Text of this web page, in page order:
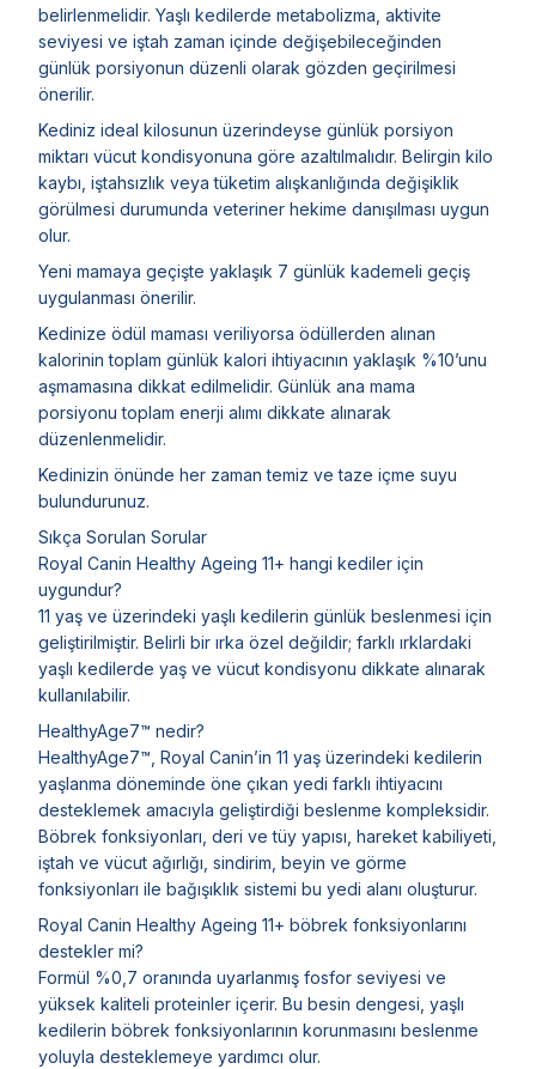
belirlenmelidir. Yaşlı kedilerde metabolizma, aktivite
seviyesi ve iştah zaman içinde değişebileceğinden
günlük porsiyonun düzenli olarak gözden geçirilmesi
önerilir.
Kediniz ideal kilosunun üzerindeyse günlük porsiyon
miktarı vücut kondisyonuna göre azaltılmalıdır. Belirgin kilo
kaybı, iştahsızlık veya tüketim alışkanlığında değişiklik
görülmesi durumunda veteriner hekime danışılması uygun
olur.
Yeni mamaya geçişte yaklaşık 7 günlük kademeli geçiş
uygulanması önerilir.
Kedinize ödül maması veriliyorsa ödüllerden alınan
kalorinin toplam günlük kalori ihtiyacının yaklaşık %10’unu
aşmamasına dikkat edilmelidir. Günlük ana mama
porsiyonu toplam enerji alımı dikkate alınarak
düzenlenmelidir.
Kedinizin önünde her zaman temiz ve taze içme suyu
bulundurunuz.
Sıkça Sorulan Sorular
Royal Canin Healthy Ageing 11+ hangi kediler için
uygundur?
11 yaş ve üzerindeki yaşlı kedilerin günlük beslenmesi için
geliştirilmiştir. Belirli bir ırka özel değildir; farklı ırklardaki
yaşlı kedilerde yaş ve vücut kondisyonu dikkate alınarak
kullanılabilir.
HealthyAge7™ nedir?
HealthyAge7™, Royal Canin’in 11 yaş üzerindeki kedilerin
yaşlanma döneminde öne çıkan yedi farklı ihtiyacını
desteklemek amacıyla geliştirdiği beslenme kompleksidir.
Böbrek fonksiyonları, deri ve tüy yapısı, hareket kabiliyeti,
iştah ve vücut ağırlığı, sindirim, beyin ve görme
fonksiyonları ile bağışıklık sistemi bu yedi alanı oluşturur.
Royal Canin Healthy Ageing 11+ böbrek fonksiyonlarını
destekler mi?
Formül %0,7 oranında uyarlanmış fosfor seviyesi ve
yüksek kaliteli proteinler içerir. Bu besin dengesi, yaşlı
kedilerin böbrek fonksiyonlarının korunmasını beslenme
yoluyla desteklemeye yardımcı olur.